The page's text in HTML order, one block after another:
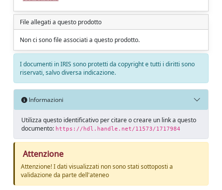
File allegati a questo prodotto
Non ci sono file associati a questo prodotto.
I documenti in IRIS sono protetti da copyright e tutti i diritti sono
riservati, salvo diversa indicazione.
Informazioni
Utilizza questo identificativo per citare o creare un link a questo
documento: https://hdl.handle.net/11573/1717984
Attenzione
Attenzione! I dati visualizzati non sono stati sottoposti a
validazione da parte dell'ateneo